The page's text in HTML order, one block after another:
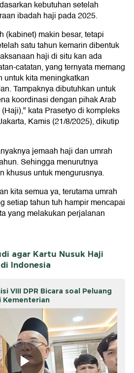
kebutuhan setelah
ibadah haji pada 2025.
(kabinet) makin besar, tetapi
satu tahun kemarin dibentuk
haji di situ kan ada
catatan, yang ternyata memang
untuk kita meningkatkan
Tampaknya dibutuhkan untuk
koordinasi dengan pihak Arab
kata Prasetyo di kompleks
Kamis (21/8/2025), dikutip
jemaah haji dan umrah
Sehingga menurutnya
khusus untuk mengurusnya.
kita semua ya, terutama umrah
setiap tahun tuh hampir mencapai
yang melakukan perjalanan
agar Kartu Nusuk Haji
Indonesia
VIII DPR Bicara soal Peluang
Kementerian